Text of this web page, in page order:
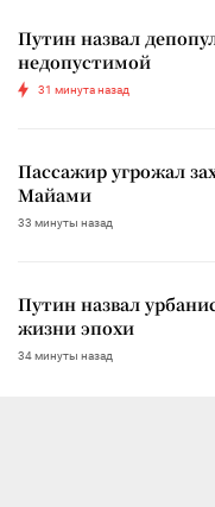
Путин назвал
недопустимой
31 минута назад
Пассажир угрожал
Майами
33 минуты назад
Путин назвал
жизни эпохи
34 минуты назад